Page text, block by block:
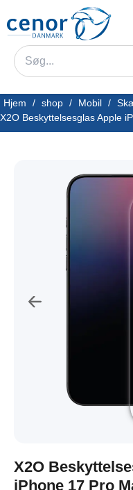
Hjem / shop / Mobil /
X2O Beskyttelsesglas Apple
X2O
iPhone 17 Pro